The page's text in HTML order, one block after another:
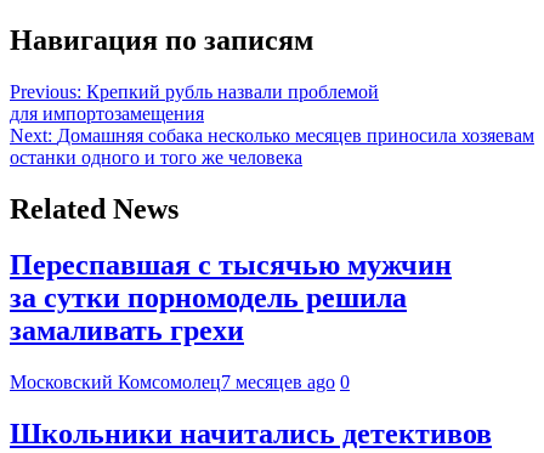
Навигация по записям
Previous: Крепкий рубль назвали проблемой
для импортозамещения
Next: Домашняя собака несколько месяцев приносила хозяевам
останки одного и того же человека
Related News
Переспавшая с тысячью мужчин
за сутки порномодель решила
замаливать грехи
Московский Комсомолец7 месяцев ago 0
Школьники начитались детективов